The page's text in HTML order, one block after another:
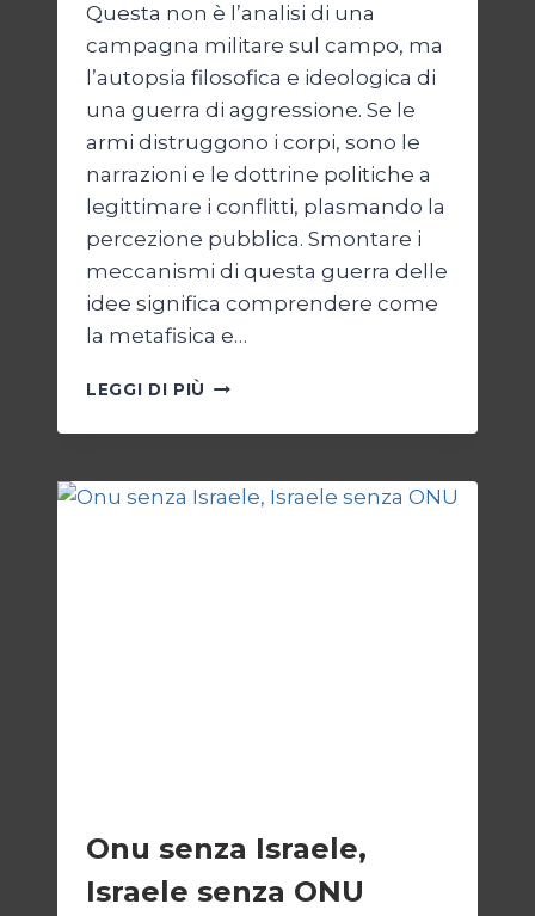
Questa non è l’analisi di una
campagna militare sul campo, ma
l’autopsia filosofica e ideologica di
una guerra di aggressione. Se le
armi distruggono i corpi, sono le
narrazioni e le dottrine politiche a
legittimare i conflitti, plasmando la
percezione pubblica. Smontare i
meccanismi di questa guerra delle
idee significa comprendere come
la metafisica e…
LEGGI DI PIÙ AUTOPSIA
UN
“KATECHON”
COME
Onu senza Israele,
Israele senza ONU